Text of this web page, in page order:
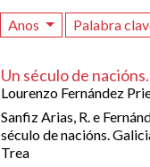
Anos Palabra
Un século de
Lourenzo Fernández
Sanfiz Arias, R. e
século de nacións.
Trea